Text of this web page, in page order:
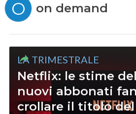
O on demand
LA TRIMESTRALE
Netflix: le stime
nuovi abbonati
crollare il titolo del